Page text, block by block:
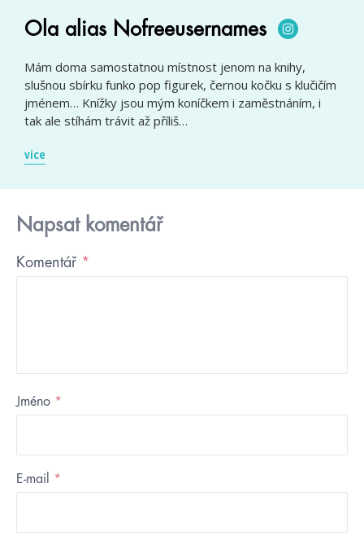
Ola alias Nofreeusernames
Mám doma samostatnou místnost jenom na knihy,
slušnou sbírku funko pop figurek, černou kočku s klučičím
jménem… Knížky jsou mým koníčkem i zaměstnáním, i
tak ale stíhám trávit až příliš…
více
Napsat komentář
Komentář *
Jméno *
E-mail *